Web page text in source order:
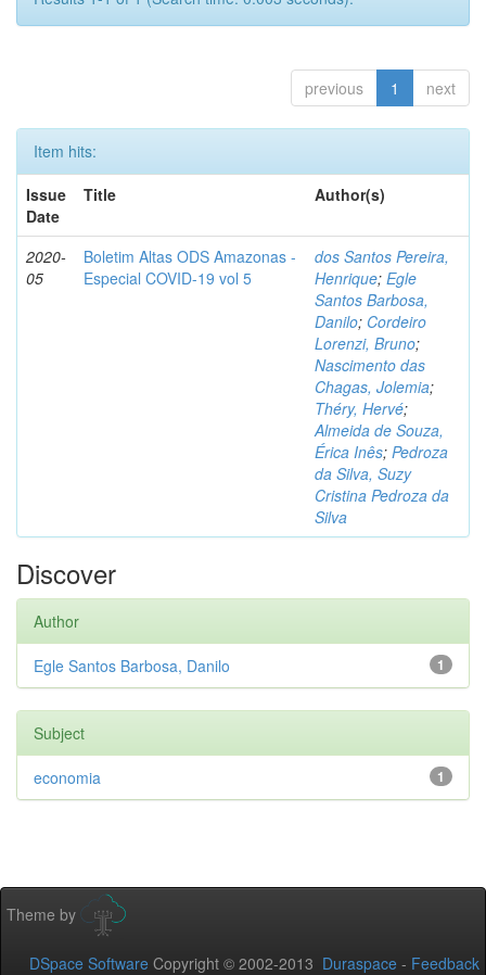
previous 1 next
Item hits:
Issue
Date
Title Author(s)
2020-
05
Boletim Altas ODS Amazonas -
Especial COVID-19 vol 5
dos Santos Pereira,
Henrique; Egle
Santos Barbosa,
Danilo; Cordeiro
Lorenzi, Bruno;
Nascimento das
Chagas, Jolemia;
Théry, Hervé;
Almeida de Souza,
Érica Inês; Pedroza
da Silva, Suzy
Cristina Pedroza da
Silva
Discover
Author
1
Egle Santos Barbosa, Danilo
Subject
1
economia
Theme by
DSpace Software Copyright © 2002-2013 Duraspace - Feedback